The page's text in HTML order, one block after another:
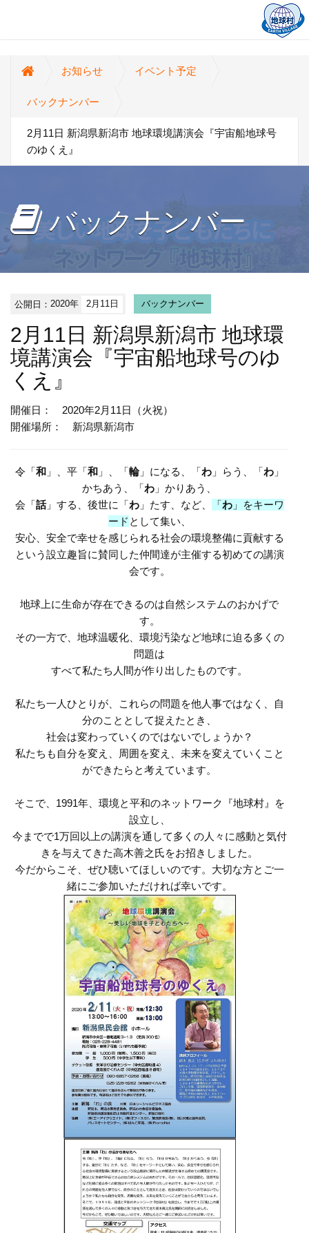
お知らせ イベント予定
バックナンバー
2月11日 新潟県新潟市 地球環境講演会『宇宙船地球号
のゆくえ』
バックナンバー
公開日：2020年 2月11日 バックナンバー
2月11日 新潟県新潟市 地球環
境講演会『宇宙船地球号のゆ
くえ』
開催日： 2020年2月11日（火祝）
開催場所： 新潟県新潟市
令「和」、平「和」、「輪」になる、「わ」らう、「わ」
かちあう、「わ 」かりあう、
会「話」する、後世に「わ」たす、など、 「わ」をキーワ
ード として集い、
安心、安全で幸せを感じられる社会の環境整備に貢献する
という設立趣旨に賛同した仲間達が主催する初めての講演
会です。
地球上に生命が存在できるのは自然システムのおかげで
す。
その一方で、地球温暖化、環境汚染など地球に迫る多くの
問題は
すべて私たち人間が作り出したものです。
私たち一人ひとりが、これらの問題を他人事ではなく、自
分のこととして捉えたとき、
社会は変わっていくのではないでしょうか？
私たちも自分を変え、周囲を変え、未来を変えていくこと
ができたらと考えています。
そこで、1991年、環境と平和のネットワーク『地球村』を
設立し、
今までで1万回以上の講演を通して多くの人々に感動と気付
きを与えてきた高木善之氏をお招きしました。
今だからこそ、ぜひ聴いてほしいのです。大切な方とご一
緒にご参加いただければ幸いです。